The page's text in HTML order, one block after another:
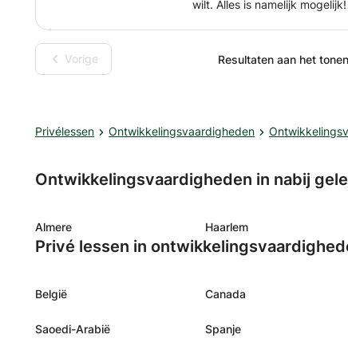
wilt. Alles is namelijk
creëren
Vorige Resultaten aan het
Privélessen Ontwikkelingsvaardigheden
Ontwikkelingsvaardigheden in nabij
Almere Haarlem
Privé lessen in
België Canada
Saoedi-Arabië Spanje